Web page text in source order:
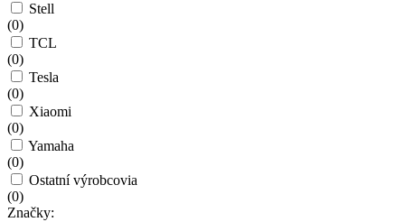
Stell
(0)
TCL
(0)
Tesla
(0)
Xiaomi
(0)
Yamaha
(0)
Ostatní výrobcovia
(0)
Značky: